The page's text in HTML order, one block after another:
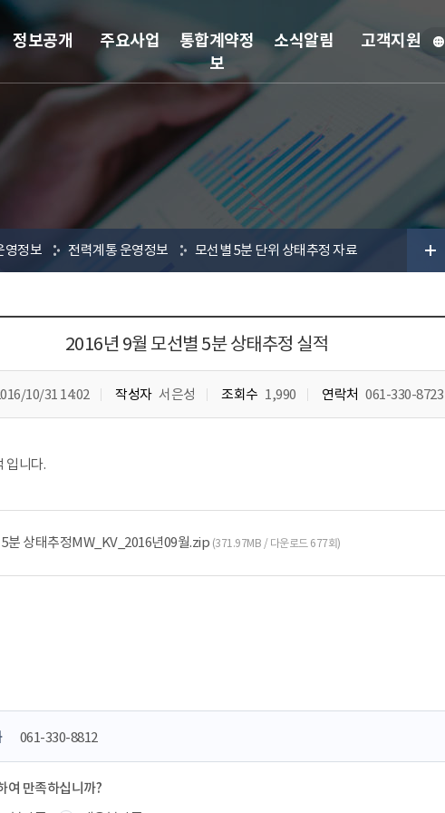
정보공개 주요사업
통합계약정
보
소식알림 고객지원
영정보 전력계통 운영정보 모선별 5분 단위 상태추정 자료
2016년 9월 모선별 5분 상태추정 실적
10/31 14:02 작성자 서은성 조회수 1,990 연락처 061-330-8723
입니다.
분 상태추정MW_KV_2016년09월.zip (371.97MB / 다운로드 677회)
061-330-8812
여 만족하십니까?